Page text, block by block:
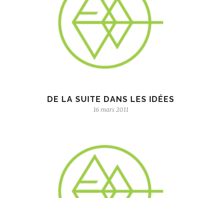
DE LA SUITE DANS LES IDÉES
16 mars 2011